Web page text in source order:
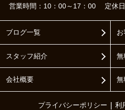
営業時間：10：00～17：00
定休
ブログ一覧
スタッフ紹介
会社概要
無
無
プライバシーポリシー 利